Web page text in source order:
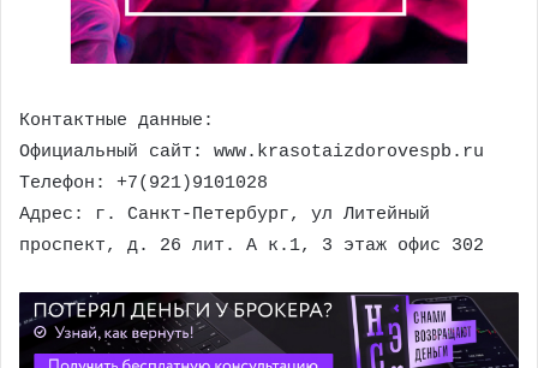
Контактные данные:
Официальный сайт: www.krasotaizdorovespb.ru
Телефон: +7(921)9101028
Адрес: г. Санкт-Петербург, ул Литейный
проспект, д. 26 лит. А к.1, 3 этаж офис 302